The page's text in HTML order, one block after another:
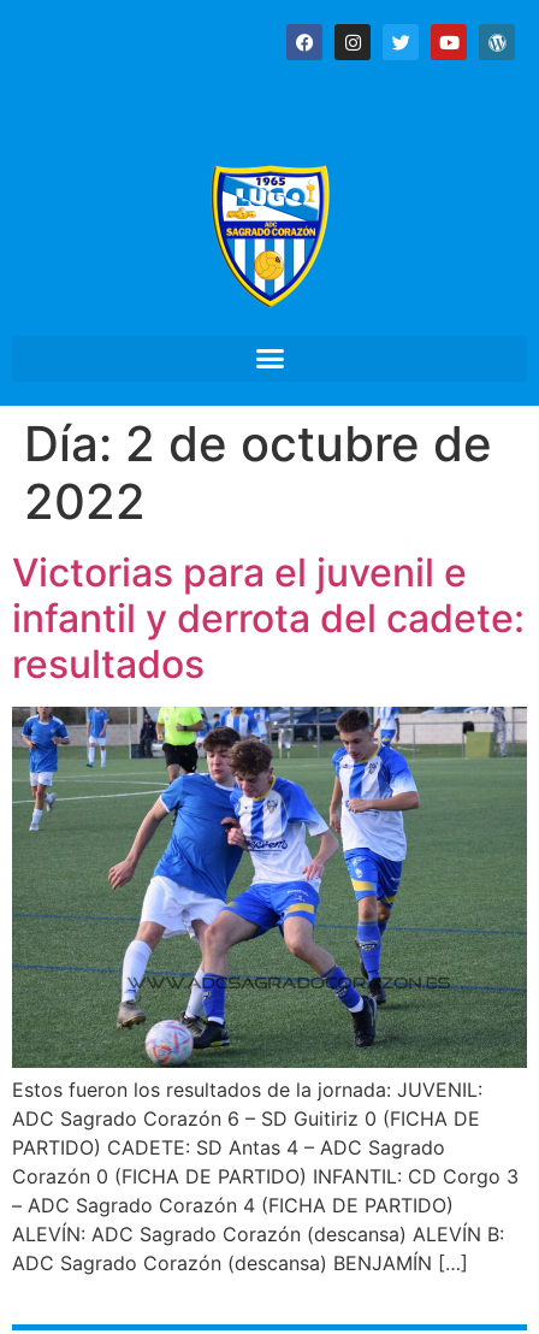
Día: 2 de octubre de
2022
Victorias para el juvenil e
infantil y derrota del cadete:
resultados
Estos fueron los resultados de la jornada: JUVENIL:
ADC Sagrado Corazón 6 – SD Guitiriz 0 (FICHA DE
PARTIDO) CADETE: SD Antas 4 – ADC Sagrado
Corazón 0 (FICHA DE PARTIDO) INFANTIL: CD Corgo 3
– ADC Sagrado Corazón 4 (FICHA DE PARTIDO)
ALEVÍN: ADC Sagrado Corazón (descansa) ALEVÍN B:
ADC Sagrado Corazón (descansa) BENJAMÍN […]